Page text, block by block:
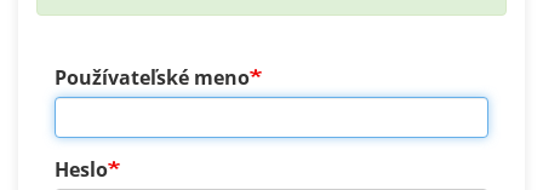
Používateľské meno
Heslo